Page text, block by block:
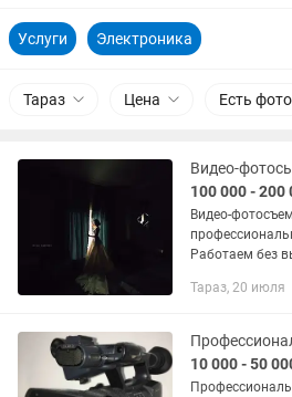
Услуги Электроника
Тараз Цена Есть фото
100 000 - 200
Видео-
Работаем без
Тараз, 20 июля
10 000 - 50